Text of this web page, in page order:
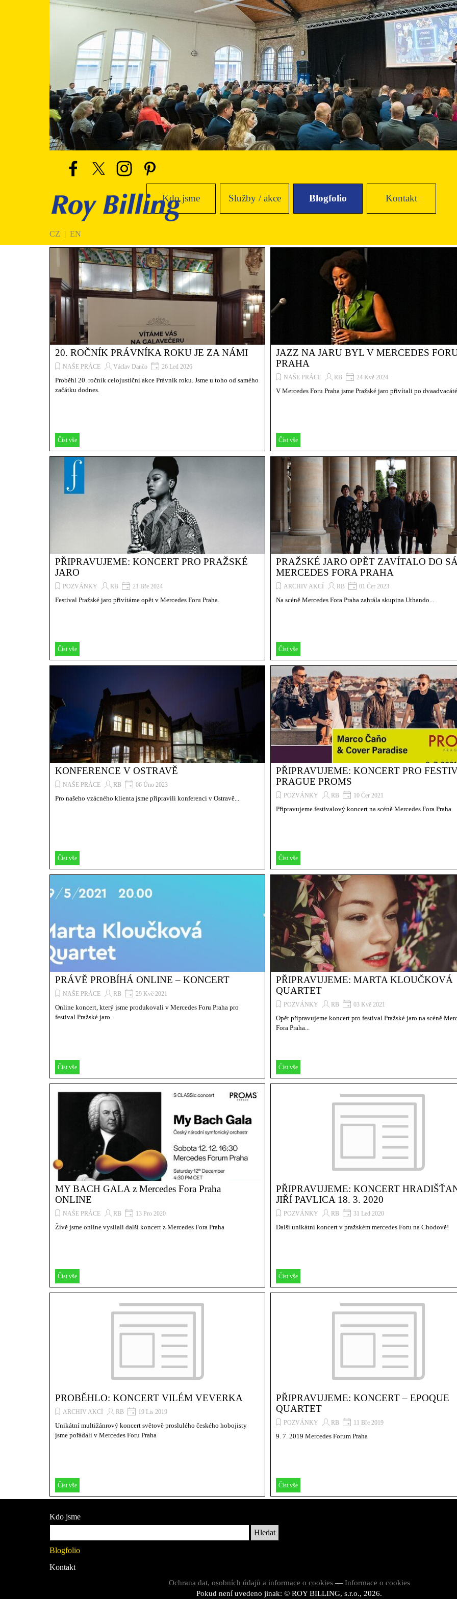
Kdo jsme
Služby / akce Blogfolio Kontakt
CZ | EN
20. ROČNÍK PRÁVNÍKA ROKU JE ZA NÁMI
NAŠE PRÁCE Václav Dančo 26 Led 2026
Proběhl 20. ročník celojustiční akce Právník roku. Jsme u toho od samého
začátku dodnes.
Číst vše
JAZZ NA JARU BYL V MERCEDES
PRAHA
NAŠE PRÁCE RB 24 Kvě 2024
V Mercedes Foru Praha jsme Pražské jaro přivítali po
Číst vše
PŘIPRAVUJEME: KONCERT PRO PRAŽSKÉ
JARO
POZVÁNKY RB 21 Bře 2024
Festival Pražské jaro přivítáme opět v Mercedes Foru Praha.
Číst vše
PRAŽSKÉ JARO OPĚT ZAVÍTALO DO
MERCEDES FORA PRAHA
ARCHIV AKCÍ RB 01 Čer 2023
Na scéně Mercedes Fora Praha zahrála skupina Uthando...
Číst vše
KONFERENCE V OSTRAVĚ
NAŠE PRÁCE RB 06 Úno 2023
Pro našeho vzácného klienta jsme připravili konferenci v Ostravě...
Číst vše
PŘIPRAVUJEME: KONCERT PRO
PRAGUE PROMS
POZVÁNKY RB 10 Čer 2021
Připravujeme festivalový koncert na scéně Mercedes Fora Praha
Číst vše
PRÁVĚ PROBÍHÁ ONLINE – KONCERT
NAŠE PRÁCE RB 29 Kvě 2021
Online koncert, který jsme produkovali v Mercedes Foru Praha pro
festival Pražské jaro.
Číst vše
PŘIPRAVUJEME: MARTA KLOUČKOVÁ
QUARTET
POZVÁNKY RB 03 Kvě 2021
Opět připravujeme koncert pro festival Pražské jaro na scéně
Fora Praha...
Číst vše
MY BACH GALA z Mercedes Fora Praha
ONLINE
NAŠE PRÁCE RB 13 Pro 2020
Živě jsme online vysílali další koncert z Mercedes Fora Praha
Číst vše
PŘIPRAVUJEME: KONCERT
JIŘÍ PAVLICA 18. 3. 2020
POZVÁNKY RB 31 Led 2020
Další unikátní koncert v pražském mercedes Foru na Chodově!
Číst vše
PROBĚHLO: KONCERT VILÉM VEVERKA
ARCHIV AKCÍ RB 19 Lis 2019
Unikátní multižánrový koncert světově proslulého českého hobojisty
jsme pořádali v Mercedes Foru Praha
Číst vše
PŘIPRAVUJEME: KONCERT – EPOQUE
QUARTET
POZVÁNKY RB 11 Bře 2019
9. 7. 2019 Mercedes Forum Praha
Číst vše
Kdo jsme
Blogfolio
Kontakt
Hledat
Ochrana dat, osobních údajů a informace o cookies— Informace o cookies
Pokud není uvedeno jinak: © ROY BILLING, s.r.o., 2026.